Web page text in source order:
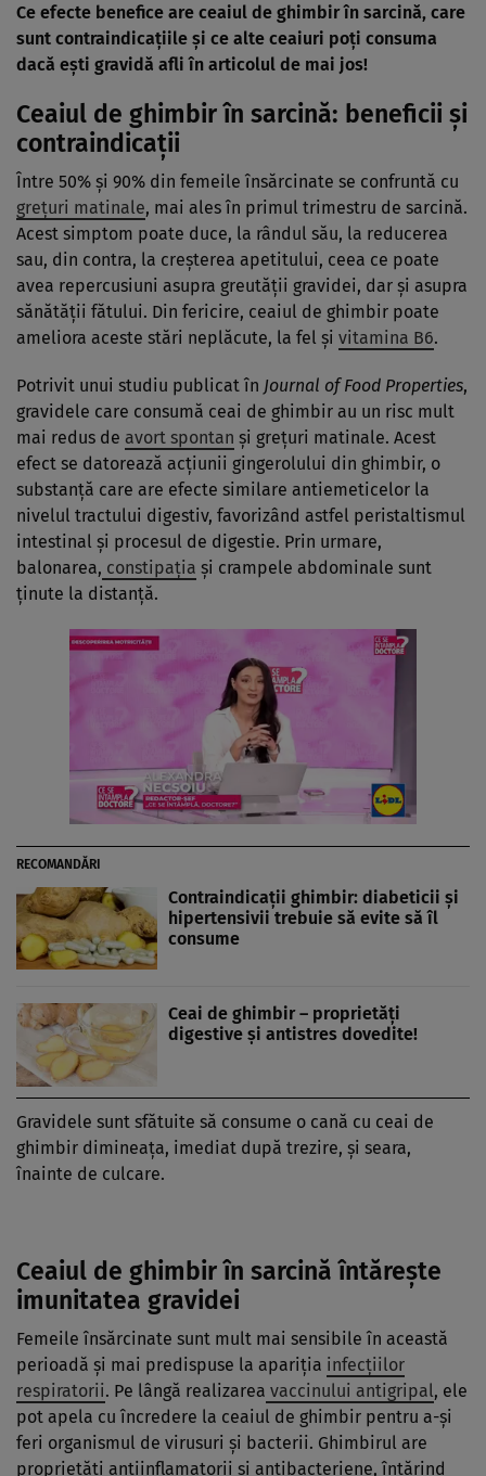
Ce efecte benefice are ceaiul de ghimbirîn sarcină, care
sunt contraindicaţiile şi ce alte ceaiuri poţi consuma
dacă eşti gravidă afli în articolul de mai jos!
Ceaiul de ghimbir în sarcină: beneficii şi
contraindicaţii
Între 50% şi 90% din femeile însărcinate se confruntă cu
greţuri matinale, mai ales în primul trimestru de sarcină.
Acest simptom poate duce, la rândul său, la reducerea
sau, din contra, la creşterea apetitului, ceea ce poate
avea repercusiuni asupra greutăţii gravidei, dar şi asupra
sănătăţii fătului. Din fericire, ceaiul de ghimbir poate
ameliora aceste stări neplăcute, la fel şi vitamina B6.
Potrivit unui studiu publicat în Journal of Food Properties,
gravidele care consumă ceai de ghimbir au un risc mult
mai redus de avort spontan şi greţuri matinale. Acest
efect se datorează acţiunii gingerolului din ghimbir, o
substanţă care are efecte similare antiemeticelor la
nivelul tractului digestiv, favorizând astfel peristaltismul
intestinal şi procesul de digestie. Prin urmare,
balonarea, constipaţia şi crampele abdominale sunt
ţinute la distanţă.
RECOMANDĂRI
Contraindicaţii ghimbir: diabeticii şi
hipertensivii trebuie să evite să îl
consume
Ceai de ghimbir – proprietăţi
digestive şi antistres dovedite!
Gravidele sunt sfătuite să consume o cană cu ceai de
ghimbir dimineaţa, imediat după trezire, şi seara,
înainte de culcare.
Ceaiul de ghimbir în sarcină întăreşte
imunitatea gravidei
Femeile însărcinate sunt mult mai sensibile în această
perioadă şi mai predispuse la apariţia infecţiilor
respiratorii. Pe lângă realizarea vaccinului antigripal, ele
pot apela cu încredere la ceaiul de ghimbir pentru a-şi
feri organismul de virusuri şi bacterii. Ghimbirul are
proprietăţi antiinflamatorii şi antibacteriene, întărind